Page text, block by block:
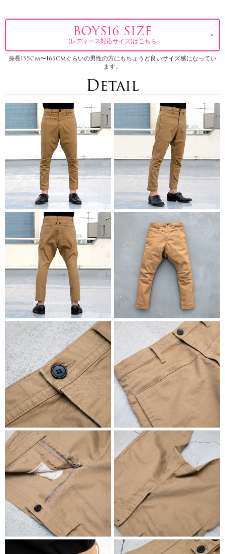
BOYS16 SIZE
(レディース対応サイズ)はこちら
身長155cm〜165cmぐらいの男性の方にもちょうど良いサイズ感になってい
ます。
Detail